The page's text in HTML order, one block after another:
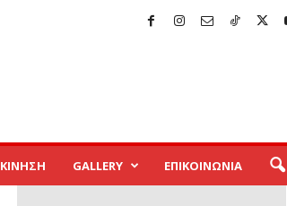
ΚΙΝΗΣΗ GALLERY ΕΠΙΚΟΙΝΩΝΙΑ